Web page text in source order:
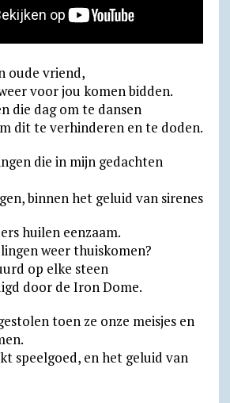
oude vriend,
voor jou komen bidden.
die dag om te dansen
dit te verhinderen en te doden.
die in mijn gedachten
binnen het geluid van sirenes
huilen eenzaam.
weer thuiskomen?
op elke steen
door de Iron Dome.
toen ze onze meisjes en
speelgoed, en het geluid van